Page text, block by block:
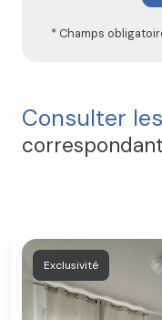
* Champs
Consulter
Exclusivité